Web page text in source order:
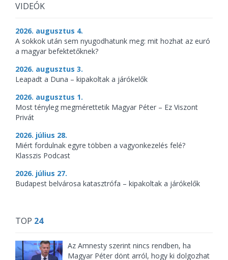
VIDEÓK
2026. augusztus 4.
A sokkok után sem nyugodhatunk meg: mit hozhat az euró
a magyar befektetőknek?
2026. augusztus 3.
Leapadt a Duna – kipakoltak a járókelők
2026. augusztus 1.
Most tényleg megmérettetik Magyar Péter – Ez Viszont
Privát
2026. július 28.
Miért fordulnak egyre többen a vagyonkezelés felé?
Klasszis Podcast
2026. július 27.
Budapest belvárosa katasztrófa – kipakoltak a járókelők
TOP 24
Az Amnesty szerint nincs rendben, ha
Magyar Péter dönt arról, hogy ki dolgozhat